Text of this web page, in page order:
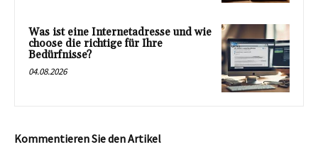
Was ist eine Internetadresse und wie
choose die richtige für Ihre
Bedürfnisse?
04.08.2026
Kommentieren Sie den Artikel